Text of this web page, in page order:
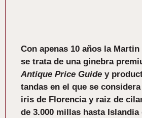
Con apenas 10 años la
se trata de una ginebra
Antique Price Guide y
tandas en el que se
iris de Florencia y raiz de
de 3.000 millas hasta